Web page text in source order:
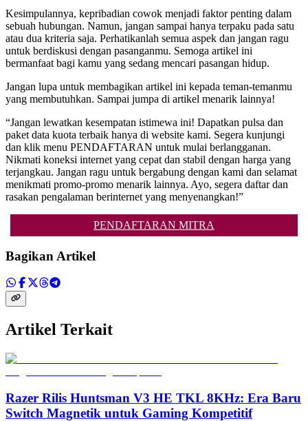
Kesimpulannya, kepribadian cowok menjadi faktor penting dalam
sebuah hubungan. Namun, jangan sampai hanya terpaku pada satu
atau dua kriteria saja. Perhatikanlah semua aspek dan jangan ragu
untuk berdiskusi dengan pasanganmu. Semoga artikel ini
bermanfaat bagi kamu yang sedang mencari pasangan hidup.
Jangan lupa untuk membagikan artikel ini kepada teman-temanmu
yang membutuhkan. Sampai jumpa di artikel menarik lainnya!
“Jangan lewatkan kesempatan istimewa ini! Dapatkan pulsa dan
paket data kuota terbaik hanya di website kami. Segera kunjungi
dan klik menu PENDAFTARAN untuk mulai berlangganan.
Nikmati koneksi internet yang cepat dan stabil dengan harga yang
terjangkau. Jangan ragu untuk bergabung dengan kami dan selamat
menikmati promo-promo menarik lainnya. Ayo, segera daftar dan
rasakan pengalaman berinternet yang menyenangkan!”
PENDAFTARAN MITRA
Bagikan Artikel
Artikel Terkait
Razer Rilis Huntsman V3 HE TKL 8KHz: Era Baru
Switch Magnetik untuk Gaming Kompetitif